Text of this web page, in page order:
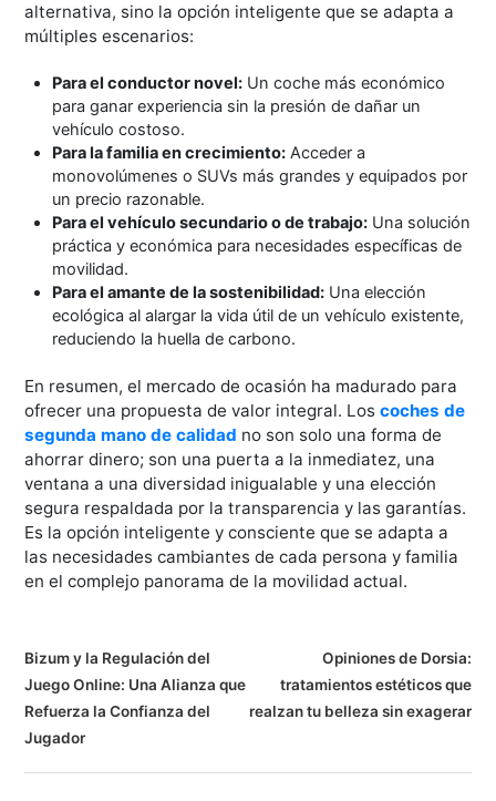
alternativa, sino la opción inteligente que se adapta a
múltiples escenarios:
Para el conductor novel: Un coche más económico
para ganar experiencia sin la presión de dañar un
vehículo costoso.
Para la familia en crecimiento: Acceder a
monovolúmenes o SUVs más grandes y equipados por
un precio razonable.
Para el vehículo secundario o de trabajo: Una solución
práctica y económica para necesidades específicas de
movilidad.
Para el amante de la sostenibilidad: Una elección
ecológica al alargar la vida útil de un vehículo existente,
reduciendo la huella de carbono.
En resumen, el mercado de ocasión ha madurado para
ofrecer una propuesta de valor integral. Loscoches de
segunda mano de calidad no son solo una forma de
ahorrar dinero; son una puerta a la inmediatez, una
ventana a una diversidad inigualable y una elección
segura respaldada por la transparencia y las garantías.
Es la opción inteligente y consciente que se adapta a
las necesidades cambiantes de cada persona y familia
en el complejo panorama de la movilidad actual.
N
a
v
Bizum y la Regulación del
Juego Online: Una Alianza que
Refuerza la Confianza del
Jugador
Opiniones de Dorsia:
tratamientos estéticos que
realzan tu belleza sin exagerar